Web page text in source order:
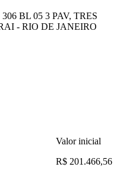
BL 05 3 PAV, TRES
- RIO DE JANEIRO
Valor inicial
R$ 201.466,56